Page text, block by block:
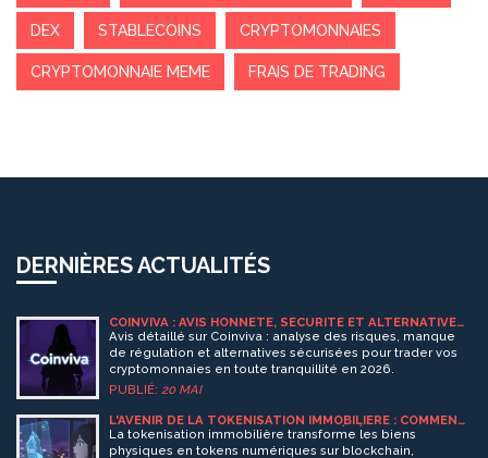
DEX STABLECOINS CRYPTOMONNAIES
CRYPTOMONNAIE MEME FRAIS DE TRADING
DERNIÈRES ACTUALITÉS
COINVIVA : AVIS HONNÊTE, SÉCURITÉ ET ALTERNATIVES
FIABLES POUR TRADER EN 2026
Avis détaillé sur Coinviva : analyse des risques, manque
de régulation et alternatives sécurisées pour trader vos
cryptomonnaies en toute tranquillité en 2026.
PUBLIÉ: 20 MAI
L'AVENIR DE LA TOKENISATION IMMOBILIÈRE : COMMENT
LA BLOCKCHAIN CHANGE LA PROPRIÉTÉ
La tokenisation immobilière transforme les biens
physiques en tokens numériques sur blockchain,